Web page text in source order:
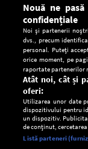
Descarcă
Setări:
Nouă ne
confidențiale
Noi și partenerii
dvs., precum
personal. Puteți
orice moment, pe
raportate partenerilor
Atât noi, cât și
oferi:
Utilizarea unor date
dispozitivului pentru
un dispozitiv.
de conținut,
Listă parteneri